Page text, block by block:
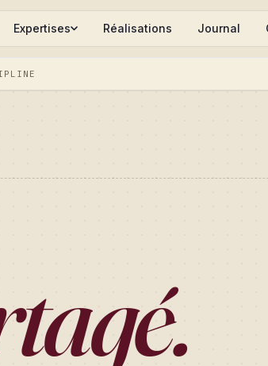
Expertises Réalisations Journal